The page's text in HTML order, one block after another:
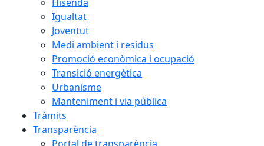
Igualtat
Joventut
Medi ambient i residus
Promoció econòmica i ocupació
Transició energètica
Urbanisme
Manteniment i via pública
Tràmits
Transparència